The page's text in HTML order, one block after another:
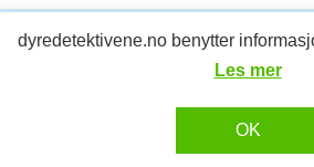
© 2026
Design og utvikling av
dyredetektivene.no benytter
Les mer
OK